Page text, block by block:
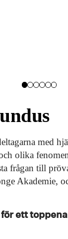
med
olika
frågan till
Akademie,
ett